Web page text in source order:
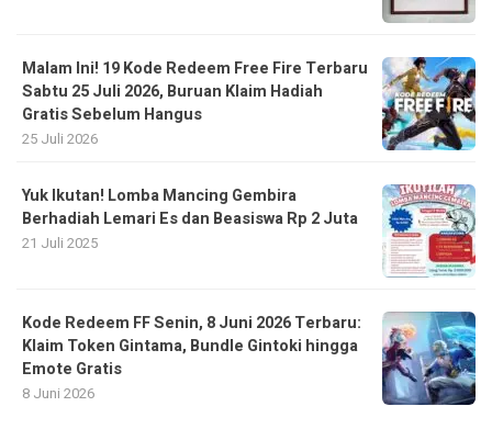
Malam Ini! 19 Kode Redeem Free Fire Terbaru
Sabtu 25 Juli 2026, Buruan Klaim Hadiah
Gratis Sebelum Hangus
25 Juli 2026
Yuk Ikutan! Lomba Mancing Gembira
Berhadiah Lemari Es dan Beasiswa Rp 2 Juta
21 Juli 2025
Kode Redeem FF Senin, 8 Juni 2026 Terbaru:
Klaim Token Gintama, Bundle Gintoki hingga
Emote Gratis
8 Juni 2026